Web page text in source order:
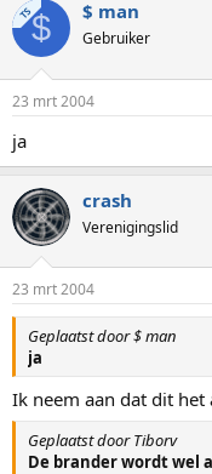
TS$ $ man
Gebruiker
23 mrt 2004
ja
crash
Verenigingslid
23 mrt 2004
Geplaatst door $ man
ja
Ik neem aan dat dit
Geplaatst door Tiborv
De brander wordt wel